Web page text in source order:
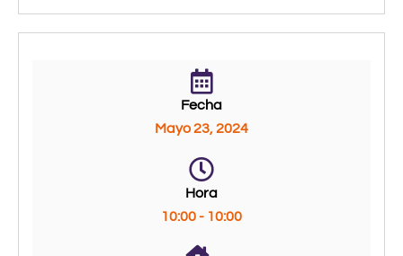
Fecha
Mayo 23, 2024
Hora
10:00 - 10:00